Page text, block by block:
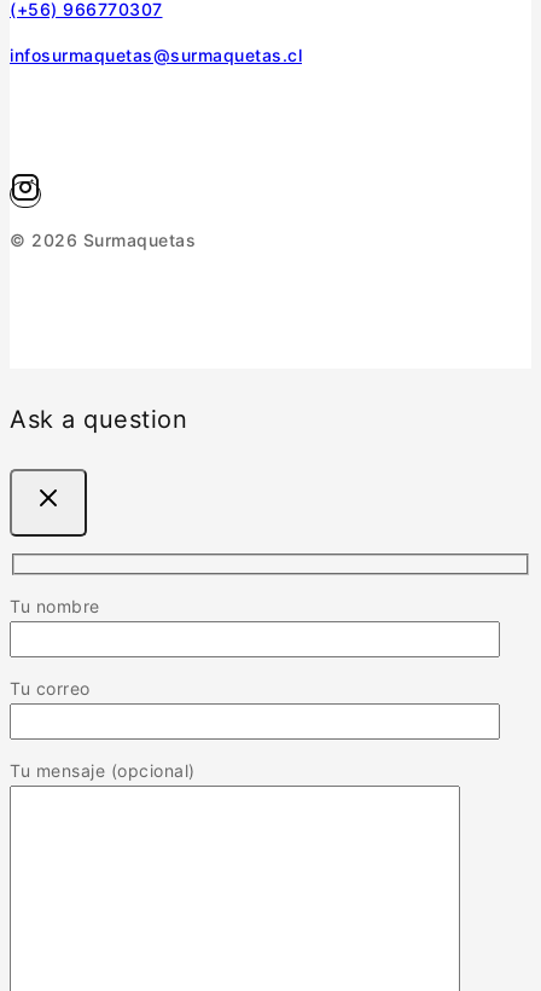
(+56) 966770307
infosurmaquetas@surmaquetas.cl
© 2026 Surmaquetas
Ask a question
Tu nombre
Tu correo
Tu mensaje (opcional)